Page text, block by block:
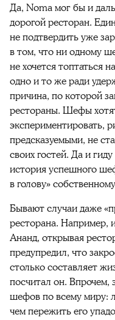
Да, Noma мог бы и
дорогой ресторан.
не подтвердить уже
в том, что ни одному
не хочется топтаться
одно и то же ради
причина, по которой
рестораны. Шефы
экспериментировать,
предсказуемыми, не
своих гостей. Да и
история успешного
в голову»
Бывают случаи даже
ресторана. Например,
Ананд, открывая
предупредил, что
столько составляет
посчитал он. Впрочем,
шефов по всему миру:
чем пережить его